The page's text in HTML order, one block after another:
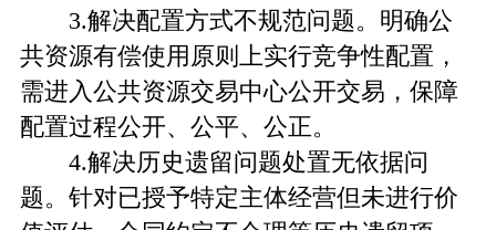
3.解决配置方式不规范问题。明确公
共资源有偿使用原则上实行竞争性配置，
需进入公共资源交易中心公开交易，保障
配置过程公开、公平、公正。
4.解决历史遗留问题处置无依据问
题。针对已授予特定主体经营但未进行价